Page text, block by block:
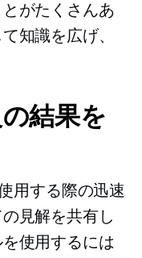
がたくさんあ
知識を広げ、
結果を
用する際の迅速
見解を共有し
使用するには